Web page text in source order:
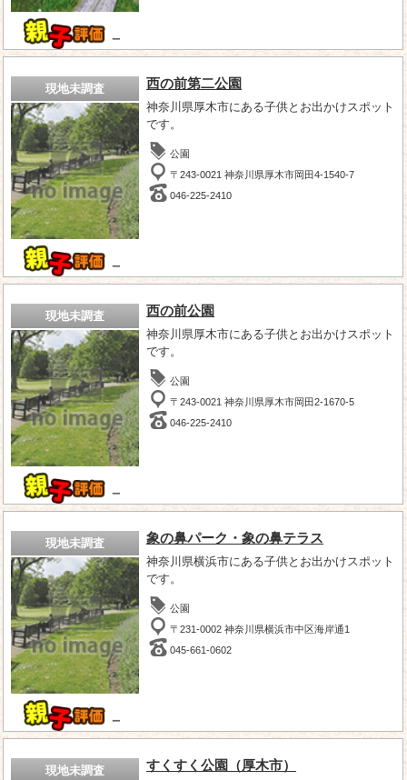
－
現地未調査
－
西の前第二公園
神奈川県厚木市にある子供とお出かけスポット
です。
公園
〒243-0021 神奈川県厚木市岡田4-1540-7
046-225-2410
現地未調査
－
西の前公園
神奈川県厚木市にある子供とお出かけスポット
です。
公園
〒243-0021 神奈川県厚木市岡田2-1670-5
046-225-2410
現地未調査
－
象の鼻パーク・象の鼻テラス
神奈川県横浜市にある子供とお出かけスポット
です。
公園
〒231-0002 神奈川県横浜市中区海岸通1
045-661-0602
現地未調査 すくすく公園（厚木市）